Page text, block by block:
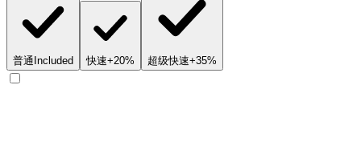
普通 Included 快速+20% 超级快速+35%